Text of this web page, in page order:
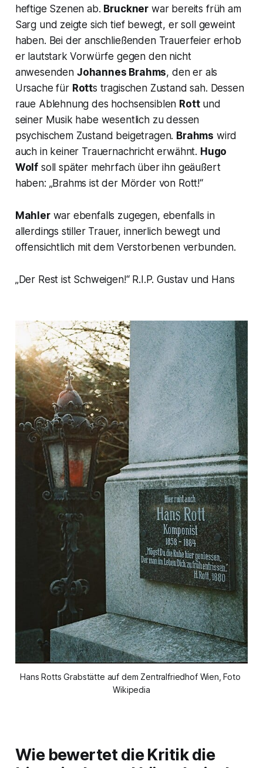
heftige Szenen ab. Bruckner war bereits früh am
Sarg und zeigte sich tief bewegt, er soll geweint
haben. Bei der anschließenden Trauerfeier erhob
er lautstark Vorwürfe gegen den nicht
anwesenden Johannes Brahms, den er als
Ursache für Rotts tragischen Zustand sah. Dessen
raue Ablehnung des hochsensiblen Rottund
seiner Musik habe wesentlich zu dessen
psychischem Zustand beigetragen. Brahms wird
auch in keiner Trauernachricht erwähnt. Hugo
Wolf soll später mehrfach über ihn geäußert
haben: „Brahms ist der Mörder von Rott!“
Mahlerwar ebenfalls zugegen, ebenfalls in
allerdings stiller Trauer, innerlich bewegt und
offensichtlich mit dem Verstorbenen verbunden.
„Der Rest ist Schweigen!“R.I.P. Gustav und Hans
Hans Rotts Grabstätte auf dem Zentralfriedhof Wien, Foto
Wikipedia
Wie bewertet die Kritik die